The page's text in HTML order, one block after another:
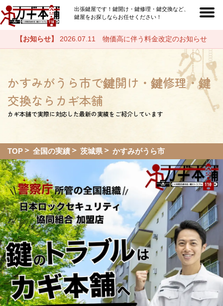
出張鍵屋です！鍵開け・鍵修理・鍵交換など、
鍵屋をお探しならお任せください！
【お知らせ】 2026.07.11 物価高に伴う料金改定のお知らせ
かすみがうら市で鍵開け・鍵修理・鍵
交換ならカギ本舗
カギ本舗で実際に対応した最新の実績をご紹介しています
TOP 全国の実績 茨城県 かすみがうら市